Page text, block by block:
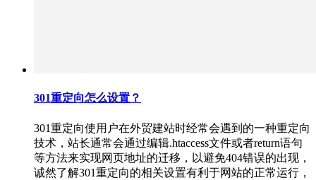
301重定向怎么设置？
301重定向使用户在外贸建站时经常会遇到的一种重定向
技术，站长通常会通过编辑.htaccess文件或者return语句
等方法来实现网页地址的迁移，以避免404错误的出现，
诚然了解301重定向的相关设置有利于网站的正常运行，